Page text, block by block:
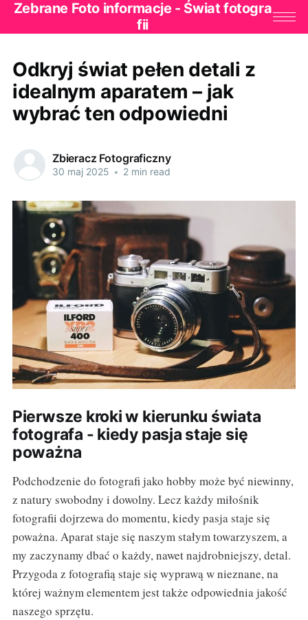
Zebrane Foto informacje - Świat fotogra
fii
Odkryj świat pełen detali z
idealnym aparatem – jak
wybrać ten odpowiedni
Zbieracz Fotograficzny
30 maj 2025 • 2 min read
Pierwsze kroki w kierunku świata
fotografa - kiedy pasja staje się
poważna
Podchodzenie do fotografi jako hobby może być niewinny,
z natury swobodny i dowolny. Lecz każdy miłośnik
fotografii dojrzewa do momentu, kiedy pasja staje się
poważna. Aparat staje się naszym stałym towarzyszem, a
my zaczynamy dbać o każdy, nawet najdrobniejszy, detal.
Przygoda z fotografią staje się wyprawą w nieznane, na
której ważnym elementem jest także odpowiednia jakość
naszego sprzętu.